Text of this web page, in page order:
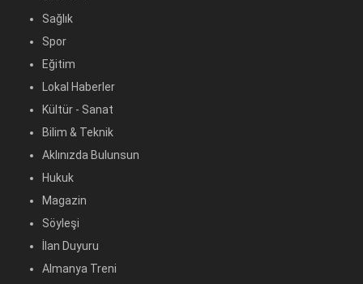
Sağlık
Spor
Eğitim
Lokal Haberler
Kültür - Sanat
Bilim & Teknik
Aklınızda Bulunsun
Hukuk
Magazin
Söyleşi
İlan Duyuru
Almanya Treni